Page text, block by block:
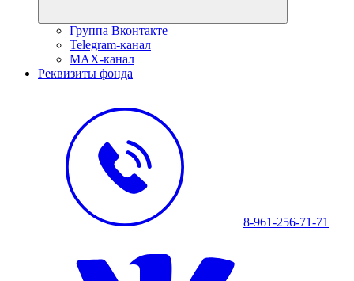
Группа Вконтакте
Telegram-канал
MAX-канал
Реквизиты фонда
8-961-256-71-71